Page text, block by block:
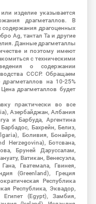
изделие указывается
драгметаллов. В
содержания драгоценных
Ag, тантал Ta и другие
Данные драгметаллы
и поэтому имеют
с техническими
о содержании
СССР. Обращаем
на 10-25%
драгметаллов будет
практически во все
Азербайджан, Албания
и Барбуда, Аргентина
Бахрейн, Белиз,
Боливия, Бонайре,
Herzegovina), Ботсвана,
Бруней Даруссалам,
Ватикан, Венесуэла,
Гватемала, Гвинея,
(Greenland), Греция
Республика
Республика, Эквадор,
(Egypt), Замбия,